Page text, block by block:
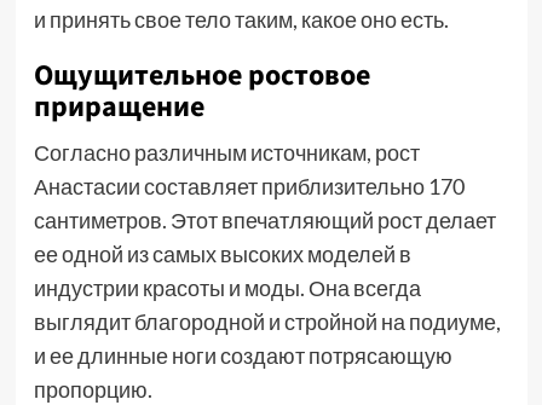
и принять свое тело таким, какое оно есть.
Ощущительное ростовое
приращение
Согласно различным источникам, рост
Анастасии составляет приблизительно 170
сантиметров. Этот впечатляющий рост делает
ее одной из самых высоких моделей в
индустрии красоты и моды. Она всегда
выглядит благородной и стройной на подиуме,
и ее длинные ноги создают потрясающую
пропорцию.